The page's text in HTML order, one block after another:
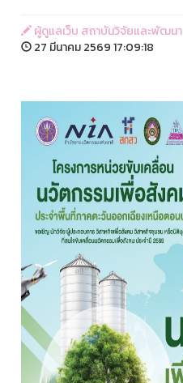
ผู้ดูแลเว็บ สถาบันวิจัยและพัฒนา
27 มีนาคม 2569 17:09:18